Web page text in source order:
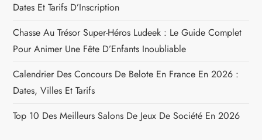
Dates Et Tarifs D’Inscription
Chasse Au Trésor Super-Héros Ludeek : Le Guide Complet
Pour Animer Une Fête D’Enfants Inoubliable
Calendrier Des Concours De Belote En France En 2026 :
Dates, Villes Et Tarifs
Top 10 Des Meilleurs Salons De Jeux De Société En 2026